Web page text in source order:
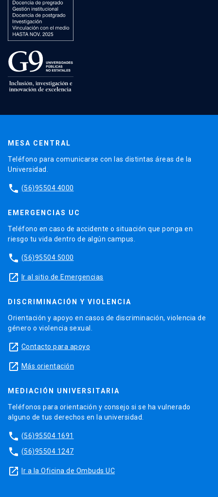
MESA CENTRAL
Teléfono para comunicarse con las distintas áreas de la
Universidad.
phone (56)95504 4000
EMERGENCIAS UC
Teléfono en caso de accidente o situación que ponga en
riesgo tu vida dentro de algún campus.
phone (56)95504 5000
launch Ir al sitio de Emergencias
DISCRIMINACIÓN Y VIOLENCIA
Orientación y apoyo en casos de discriminación, violencia de
género o violencia sexual.
launch Contacto para apoyo
launch Más orientación
MEDIACIÓN UNIVERSITARIA
Teléfonos para orientación y consejo si se ha vulnerado
alguno de tus derechos en la universidad.
phone (56)95504 1691
phone (56)95504 1247
launch Ir a la Oficina de Ombuds UC